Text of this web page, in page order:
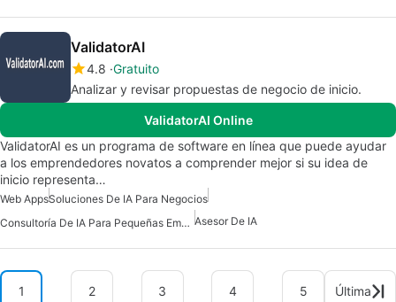
ValidatorAI
4.8 Gratuito
Analizar y revisar propuestas de negocio de inicio.
ValidatorAI Online
ValidatorAI es un programa de software en línea que puede ayudar
a los emprendedores novatos a comprender mejor si su idea de
inicio representa…
Web AppsSoluciones De IA Para Negocios
Consultoría De IA Para Pequeñas Empresas Asesor De IA
1 2 3 4 5 Última